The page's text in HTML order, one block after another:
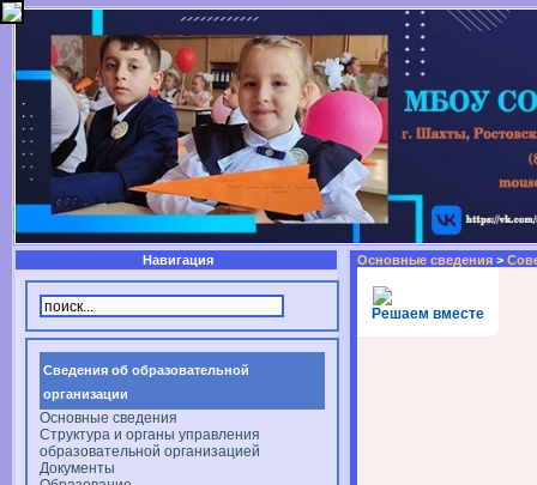
Навигация
Сведения об образовательной
организации
Основные сведения
Структура и органы управления
образовательной организацией
Документы
Основные сведения >
Решаем вместе